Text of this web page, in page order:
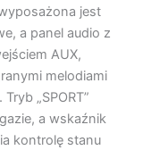
jest
a panel audio z
AUX,
melodiami
„SPORT”
a wskaźnik
kontrolę stanu